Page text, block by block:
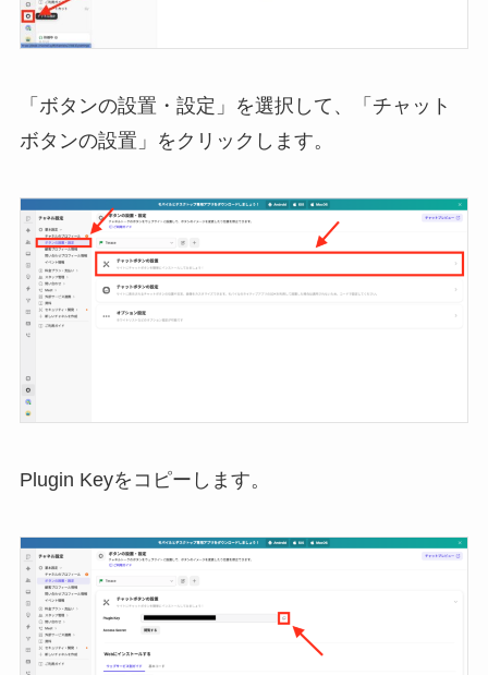
「ボタンの設置・設定」を選択して、「チャット
ボタンの設置」をクリックします。
Plugin Keyをコピーします。